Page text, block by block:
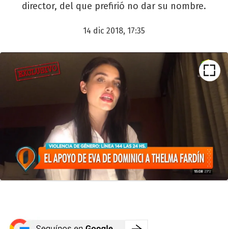
director, del que prefirió no dar su nombre.
14 dic 2018, 17:35